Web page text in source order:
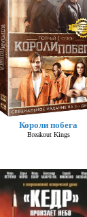
Короли побега
Breakout Kings